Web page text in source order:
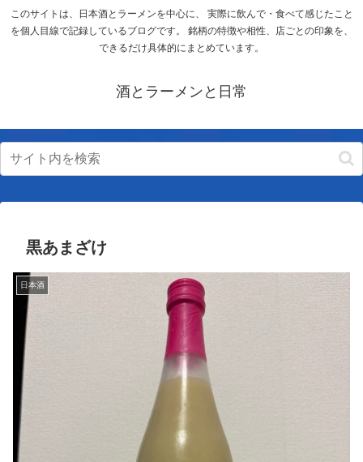
このサイトは、日本酒とラーメンを中心に、 実際に飲んで・食べて感じたこと
を個人目線で記録しているブログです。 銘柄の特徴や相性、店ごとの印象を、
できるだけ具体的にまとめています。
酒とラーメンと日常
黒あまざけ
日本酒